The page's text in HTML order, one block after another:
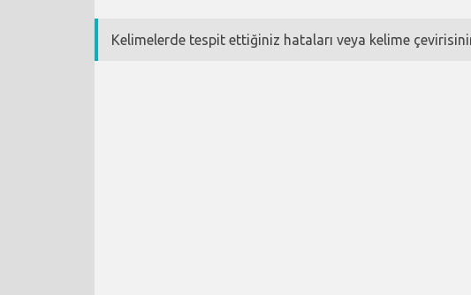
Kelimelerde tespit ettiğiniz hataları veya kelime